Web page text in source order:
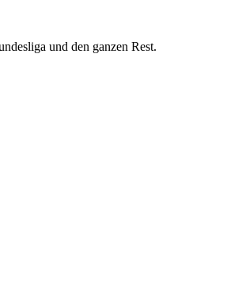
und den ganzen Rest.